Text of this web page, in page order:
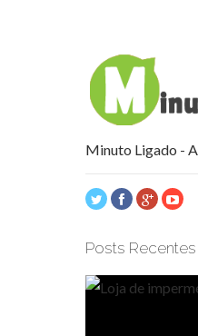
Minuto Ligado -
Posts Recentes